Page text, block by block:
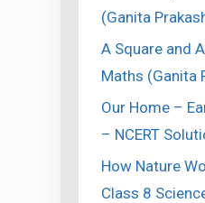
(Ganita
A Square and
Maths (Ganita
Our Home –
– NCERT
How Nature
Class 8